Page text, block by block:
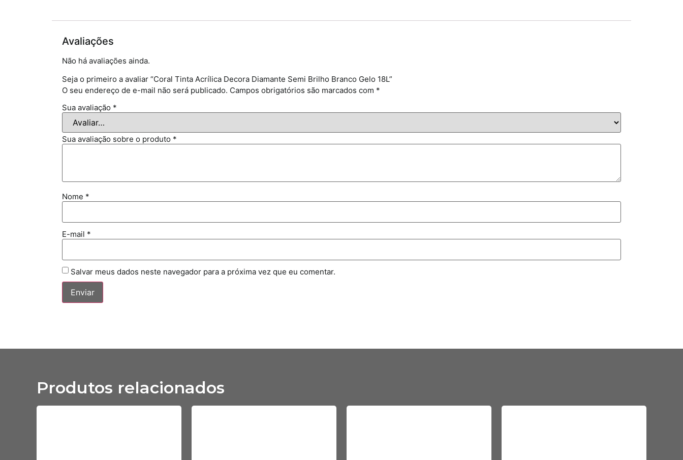
Avaliações
Não há avaliações ainda.
Seja o primeiro a avaliar “Coral Tinta Acrílica Decora Diamante Semi Brilho Branco Gelo 18L”
O seu endereço de e-mail não será publicado. Campos obrigatórios são marcados com *
Sua avaliação *
Sua avaliação sobre o produto *
Nome *
E-mail *
Salvar meus dados neste navegador para a próxima vez que eu comentar.
Produtos relacionados